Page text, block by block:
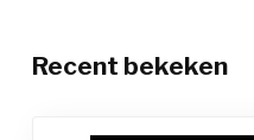
Recent bekeken